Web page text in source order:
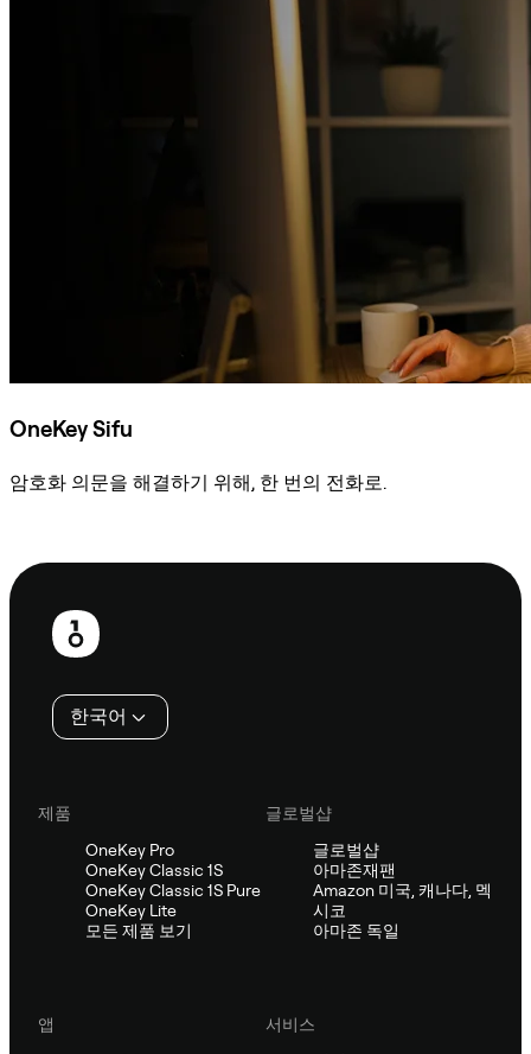
OneKey Sifu
암호화 의문을 해결하기 위해, 한 번의 전화로.
보
한국어
제품
OneKey Pro
OneKey Classic 1S
OneKey Classic 1S Pure
OneKey Lite
모든 제품 보기
글로벌샵
글로벌샵
아마존재팬
Amazon 미국, 캐나다, 멕
시코
아마존 독일
앱
서비스